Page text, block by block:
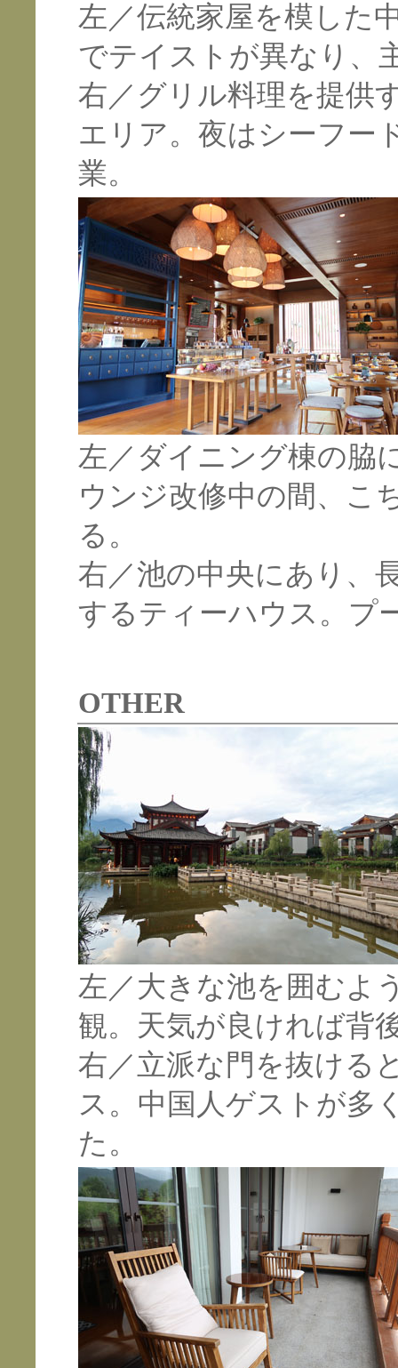
左／伝統家屋を模した
でテイストが異なり、
右／グリル料理を提供
エリア。夜はシーフー
業。
左／ダイニング棟の脇
ウンジ改修中の間、こ
る。
右／池の中央にあり、
するティーハウス。プ
OTHER
左／大きな池を囲むよ
観。天気が良ければ背
右／立派な門を抜ける
ス。中国人ゲストが多
た。